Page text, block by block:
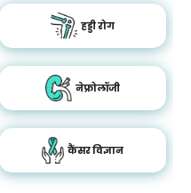
हड्डी रोग
नेफ्रोलॉजी
कैंसर विज्ञान